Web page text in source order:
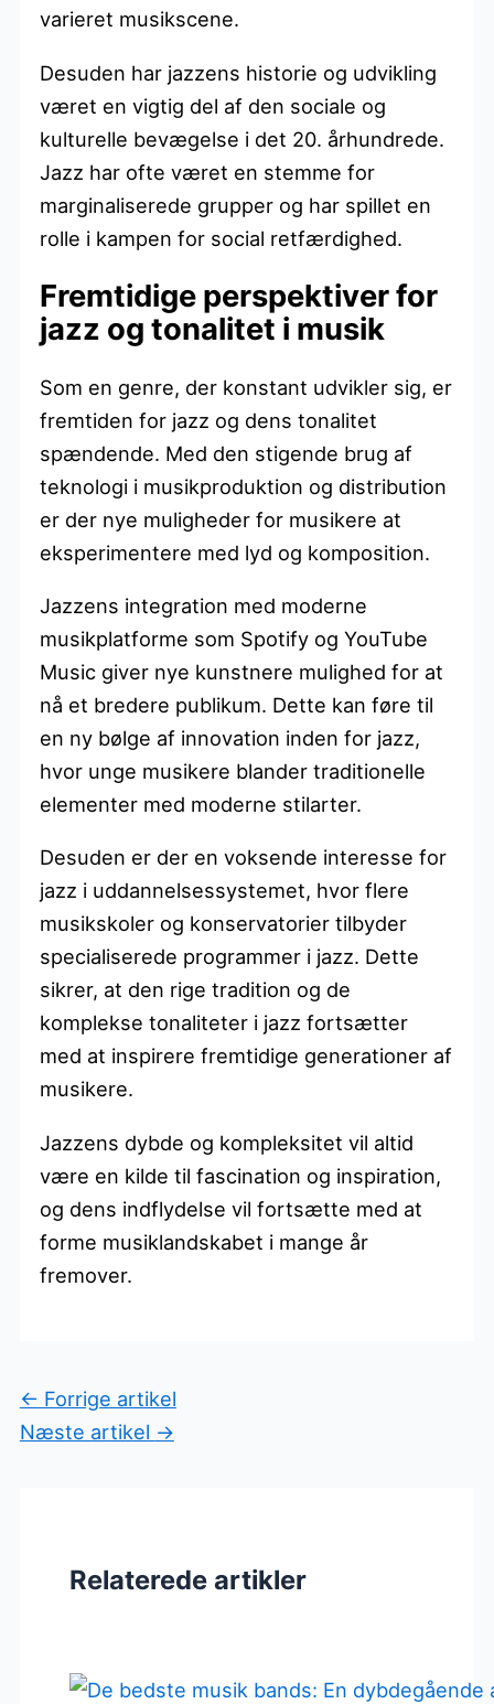
varieret musikscene.
Desuden har jazzens historie og udvikling
været en vigtig del af den sociale og
kulturelle bevægelse i det 20. århundrede.
Jazz har ofte været en stemme for
marginaliserede grupper og har spillet en
rolle i kampen for social retfærdighed.
Fremtidige perspektiver for
jazz og tonalitet i musik
Som en genre, der konstant udvikler sig, er
fremtiden for jazz og dens tonalitet
spændende. Med den stigende brug af
teknologi i musikproduktion og distribution
er der nye muligheder for musikere at
eksperimentere med lyd og komposition.
Jazzens integration med moderne
musikplatforme som Spotify og YouTube
Music giver nye kunstnere mulighed for at
nå et bredere publikum. Dette kan føre til
en ny bølge af innovation inden for jazz,
hvor unge musikere blander traditionelle
elementer med moderne stilarter.
Desuden er der en voksende interesse for
jazz i uddannelsessystemet, hvor flere
musikskoler og konservatorier tilbyder
specialiserede programmer i jazz. Dette
sikrer, at den rige tradition og de
komplekse tonaliteter i jazz fortsætter
med at inspirere fremtidige generationer af
musikere.
Jazzens dybde og kompleksitet vil altid
være en kilde til fascination og inspiration,
og dens indflydelse vil fortsætte med at
forme musiklandskabet i mange år
fremover.
← Forrige artikel
Næste artikel →
Relaterede artikler